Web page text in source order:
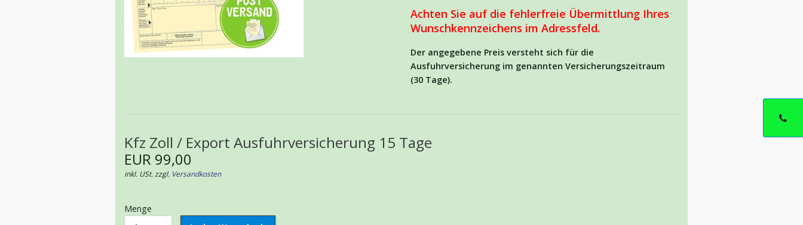
Achten Sie auf die fehlerfreie Übermittlung Ihres
Wunschkennzeichens im Adressfeld.
Der angegebene Preis versteht sich für die
Ausfuhrversicherung im genannten Versicherungszeitraum
(30 Tage).
Kfz Zoll / Export Ausfuhrversicherung 15 Tage
EUR 99,00
inkl. USt. zzgl. Versandkosten
Menge